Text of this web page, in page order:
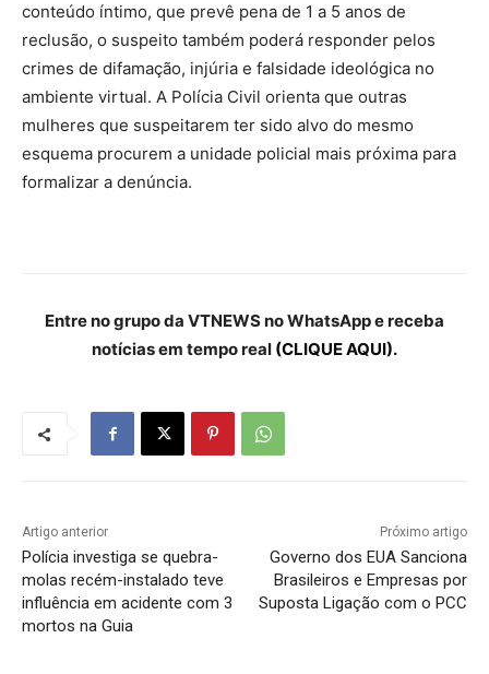
conteúdo íntimo, que prevê pena de 1 a 5 anos de
reclusão, o suspeito também poderá responder pelos
crimes de difamação, injúria e falsidade ideológica no
ambiente virtual. A Polícia Civil orienta que outras
mulheres que suspeitarem ter sido alvo do mesmo
esquema procurem a unidade policial mais próxima para
formalizar a denúncia.
Entre no grupo da VTNEWS no WhatsApp e receba
notícias em tempo real (CLIQUE AQUI).
Artigo anterior
Polícia investiga se quebra-
molas recém-instalado teve
influência em acidente com 3
mortos na Guia
Próximo artigo
Governo dos EUA Sanciona
Brasileiros e Empresas por
Suposta Ligação com o PCC